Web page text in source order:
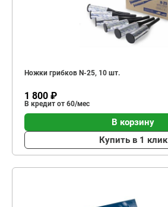
Ножки грибков N-25, 10 шт.
1 800 ₽
В кредит от 60/мес
В корзину
Купить в 1 клик